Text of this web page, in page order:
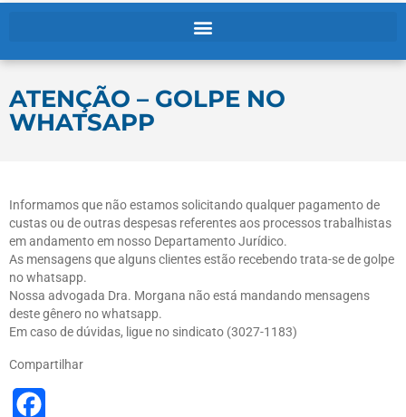
ATENÇÃO – GOLPE NO
WHATSAPP
Informamos que não estamos solicitando qualquer pagamento de
custas ou de outras despesas referentes aos processos trabalhistas
em andamento em nosso Departamento Jurídico.
As mensagens que alguns clientes estão recebendo trata-se de golpe
no whatsapp.
Nossa advogada Dra. Morgana não está mandando mensagens
deste gênero no whatsapp.
Em caso de dúvidas, ligue no sindicato (3027-1183)
Compartilhar